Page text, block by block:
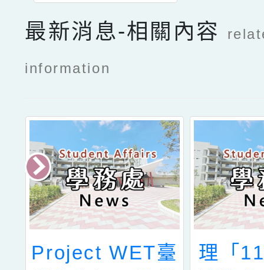
最新消息-相關內容
information
Project WET臺
理「